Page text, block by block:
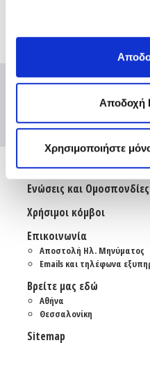
Αποδοχή
Χρησιμοποιήστε
Ενώσεις και Ομοσπονδίες
Χρήσιμοι κόμβοι
Επικοινωνία
Αποστολή Ηλ. Μηνύματος
Emails και τηλέφωνα
Βρείτε μας εδώ
Αθήνα
Θεσσαλονίκη
Sitemap